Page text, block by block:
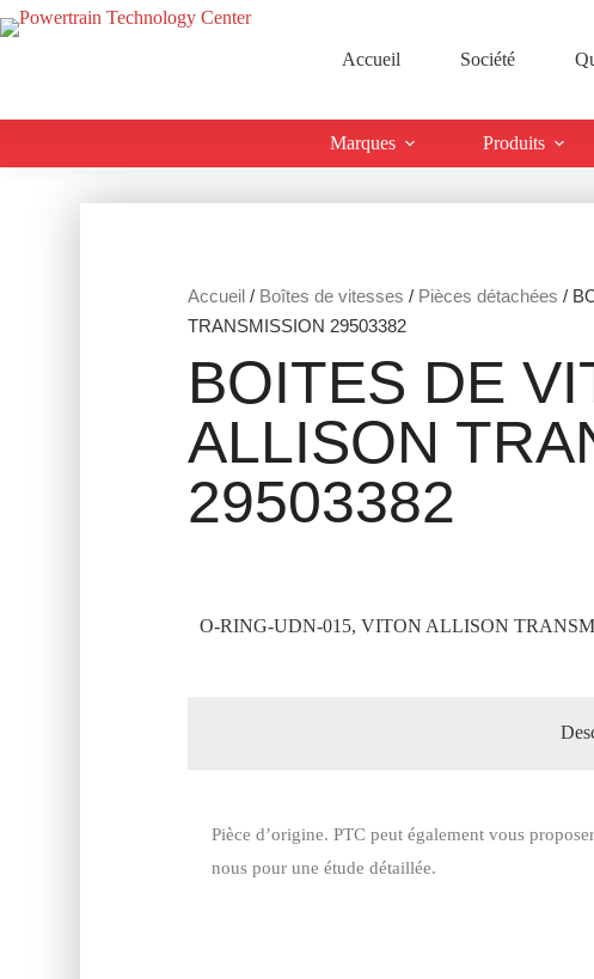
Accueil Société
Marques Produits
Accueil / Boîtes de vitesses / Pièces détachées /
TRANSMISSION 29503382
BOITES DE
ALLISON
29503382
O-RING-UDN-015, VITON ALLISON
Pièce d’origine. PTC peut également vous
nous pour une étude détaillée.